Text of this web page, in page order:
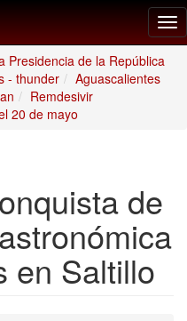
Presidencia de la República
- thunder
Aguascalientes
Remdesivir
20 de mayo
de
en Saltillo